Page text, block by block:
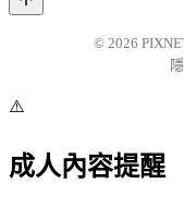
© 2026
⚠️
成人內容提醒